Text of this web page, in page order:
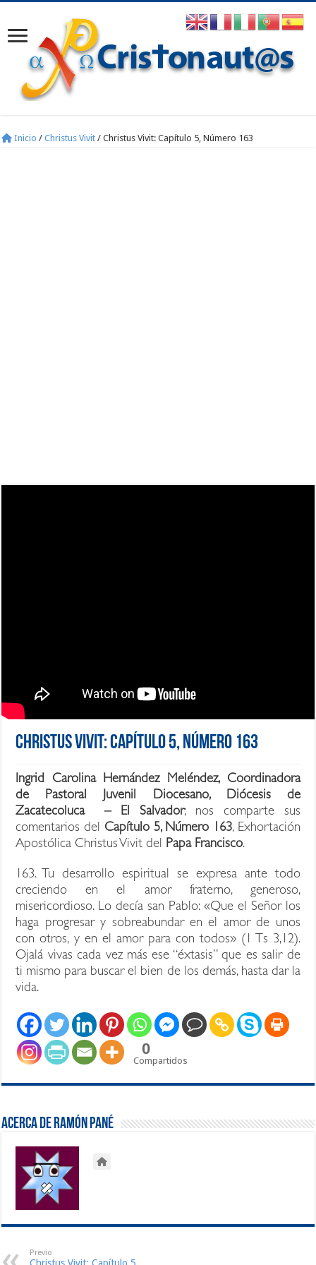
Inicio / Christus Vivit / Christus Vivit: Capítulo 5, Número 163
Christus Vivit: Capítulo 5, Número 163
Ingrid Carolina Hernández Meléndez, Coordinadora
de Pastoral Juvenil Diocesano, Diócesis de
Zacatecoluca – El Salvador; nos comparte sus
comentarios del Capítulo 5, Número 163, Exhortación
Apostólica Christus Vivit del Papa Francisco.
163. Tu desarrollo espiritual se expresa ante todo
creciendo en el amor fraterno, generoso,
misericordioso. Lo decía san Pablo: «Que el Señor los
haga progresar y sobreabundar en el amor de unos
con otros, y en el amor para con todos» (1 Ts 3,12).
Ojalá vivas cada vez más ese “éxtasis” que es salir de
ti mismo para buscar el bien de los demás, hasta dar la
vida.
0
Compartidos
Acerca de Ramón Pané
Previo